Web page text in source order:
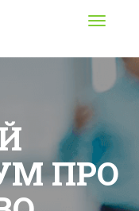
Toggle
ПРО